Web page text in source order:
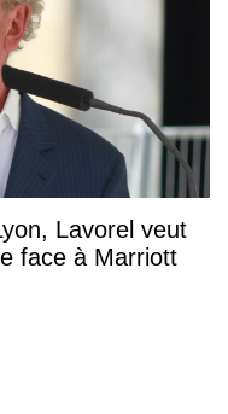
Lavorel veut
face à Marriott